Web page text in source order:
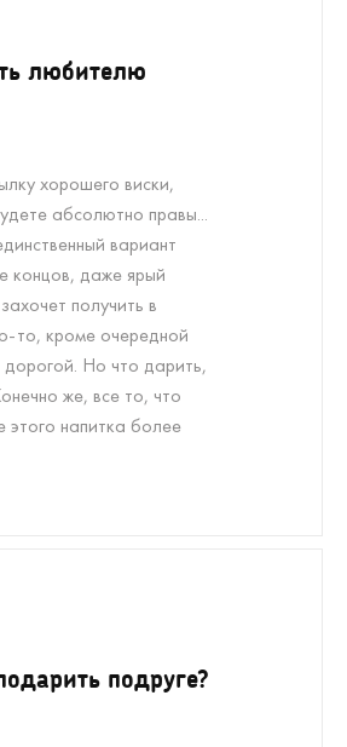
любителю
хорошего виски,
абсолютно правы...
вариант
концов, даже ярый
получить в
то, кроме очередной
дорогой. Но что дарить,
же, все то, что
этого напитка более
подруге?